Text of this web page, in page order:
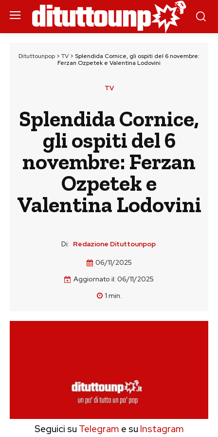
Dituttounpop > TV > Splendida Cornice, gli ospiti del 6 novembre:
Ferzan Ozpetek e Valentina Lodovini
TV
Splendida Cornice,
gli ospiti del 6
novembre: Ferzan
Ozpetek e
Valentina Lodovini
Di: Redazione Dituttounpop
06/11/2025
Aggiornato il: 06/11/2025
1 min.
Seguici su Telegram e su Instagram